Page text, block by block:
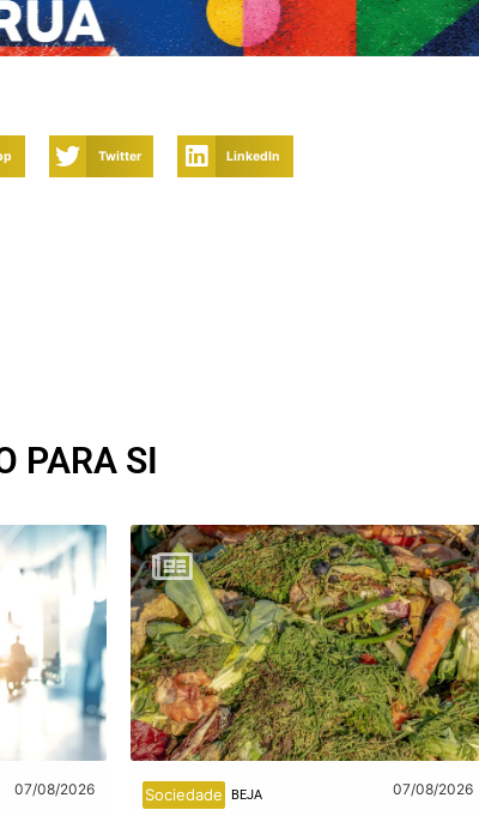
Twitter LinkedIn
PARA SI
07/08/2026 Sociedade BEJA 07/08/2026